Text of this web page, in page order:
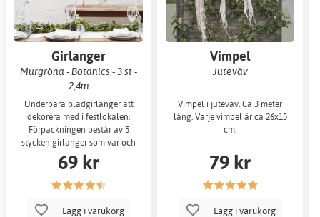
Girlanger
Murgröna - Botanics - 3 st -
2,4m
Underbara bladgirlanger att
dekorera med i festlokalen.
Förpackningen består av 5
stycken girlanger som var och
en är 2 meter lå
69 kr
Lägg i varukorg
Vimpel
Juteväv
Vimpel i juteväv. Ca 3 meter
lång. Varje vimpel är ca 26x15
cm.
79 kr
Lägg i varukorg